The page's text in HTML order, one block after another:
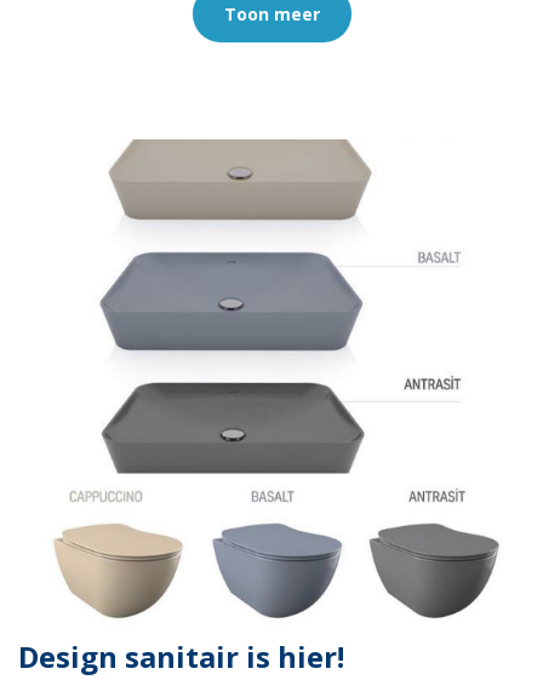
Toon meer
Design sanitair is hier!